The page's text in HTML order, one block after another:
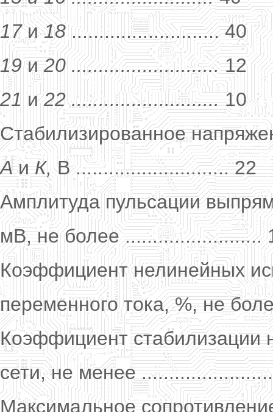
17и18........................... 40
19и20 ...........................12
21 и22 ...........................10
Стабилизированное
АиК,В ............................ 22
Амплитуда пульсации
мВ, не более .........................
Коэффициент нелинейных
переменного тока, %, не
Коэффициент стабилизации
сети, не менее
Максимальное